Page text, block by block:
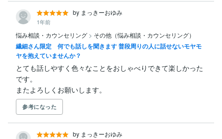
by まっきーおゆみ
1年前
悩み相談・カウンセリング > その他（悩み相談・カウンセリング）
繊細さん限定 何でも話しを聞きます 普段周りの人に話せないモヤモ
ヤを抱えていませんか？
とても話しやすく色々なことをおしゃべりできて楽しかった
です。
またよろしくお願いします。
参考になった
by まっきーおゆみ